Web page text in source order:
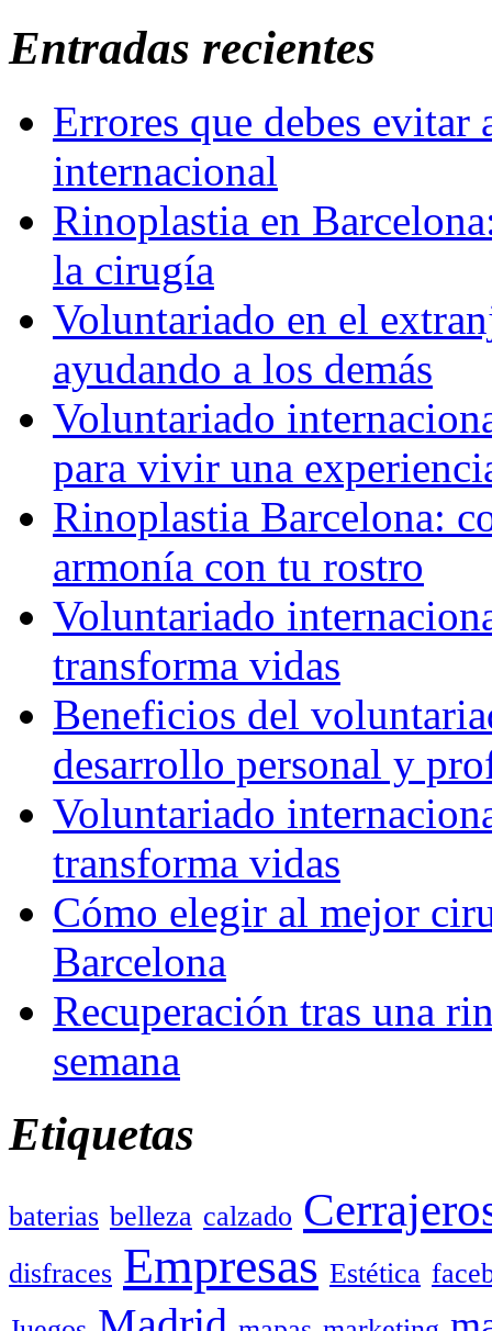
Entradas recientes
Errores que debes
internacional
Rinoplastia en
la cirugía
Voluntariado en el
ayudando a los demás
Voluntariado
para vivir una
Rinoplastia Barcelona:
armonía con tu rostro
Voluntariado
transforma vidas
Beneficios del
desarrollo personal y
Voluntariado
transforma vidas
Cómo elegir al mejor
Barcelona
Recuperación tras una
semana
Etiquetas
baterias belleza calzado
disfraces Empresas Estética